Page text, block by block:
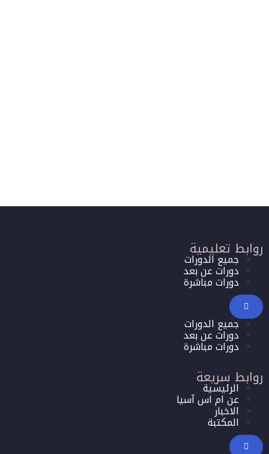
روابط تعليمية
جميع الدورات
دورات عن بعد
دورات مباشرة
جميع الدورات
دورات عن بعد
دورات مباشرة
روابط سريعة
الرئيسية
عن ام اس آسيا
الاخبار
المكتبة